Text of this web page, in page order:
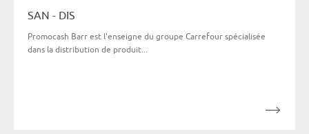
SAN - DIS
Promocash Barr est l'enseigne du groupe Carrefour spécialisée
dans la distribution de produit...